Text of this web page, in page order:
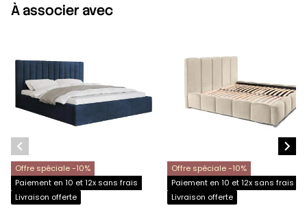
À associer avec
Offre spéciale -10%
Paiement en 10 et 12x sans frais
Livraison offerte
Offre spéciale -10%
Paiement en 10 et 12x sans frais
Livraison offerte
 